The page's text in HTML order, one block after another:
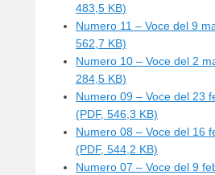
483,5 KB)
Numero 11 – Voce del 9
562,7 KB)
Numero 10 – Voce del 2
284,5 KB)
Numero 09 – Voce del 23
(PDF, 546,3 KB)
Numero 08 – Voce del 16
(PDF, 544,2 KB)
Numero 07 – Voce del 9